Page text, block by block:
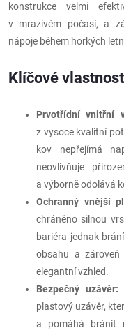
konstrukce velmi
v mrazivém počasí, a
nápoje během horkých
Klíčové
Prvotřídní vnitřní
z vysoce kvalitní
kov nepřejímá
neovlivňuje
a výborně odolává
Ochranný vnější
chráněno silnou
bariéra jednak
obsahu a
elegantní vzhled.
Bezpečný uzávěr:
plastový uzávěr,
a pomáhá bránit